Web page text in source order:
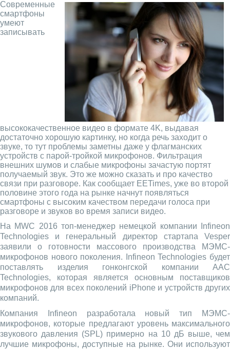
Современные
смартфоны
умеют
записывать
высококачественное видео в формате 4K, выдавая
достаточно хорошую картинку, но когда речь заходит о
звуке, то тут проблемы заметны даже у флагманских
устройств с парой-тройкой микрофонов. Фильтрация
внешних шумов и слабые микрофоны зачастую портят
получаемый звук. Это же можно сказать и про качество
связи при разговоре. Как сообщает EETimes, уже во второй
половине этого года на рынке начнут появляться
смартфоны с высоким качеством передачи голоса при
разговоре и звуков во время записи видео.
На MWC 2016 топ-менеджер немецкой компании Infineon
Technologies и генеральный директор стартапа Vesper
заявили о готовности массового производства МЭМС-
микрофонов нового поколения. Infineon Technologies будет
поставлять изделия гонконгской компании AAC
Technologies, которая является основным поставщиков
микрофонов для всех поколений iPhone и устройств других
компаний.
Компания Infineon разработала новый тип МЭМС-
микрофонов, которые предлагают уровень максимального
звукового давления (SPL) примерно на 10 дБ выше, чем
лучшие микрофоны, доступные на рынке. Они используют